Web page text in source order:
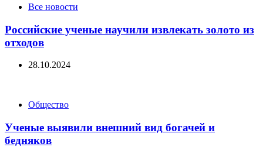
CategoriesВсе новости
Российские ученые научили извлекать золото из
отходов
28.10.2024
CategoriesОбщество
Ученые выявили внешний вид богачей и
бедняков